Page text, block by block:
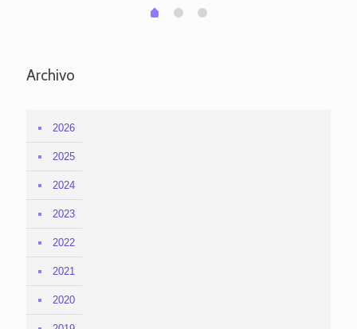
0 1 2
Archivo
2026
2025
2024
2023
2022
2021
2020